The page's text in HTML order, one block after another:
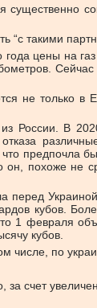
“с такими
цены на
не только
из России.
предпочла
похоже не
перед
кубов.
1 февраля
кубов.
числе, по
счет